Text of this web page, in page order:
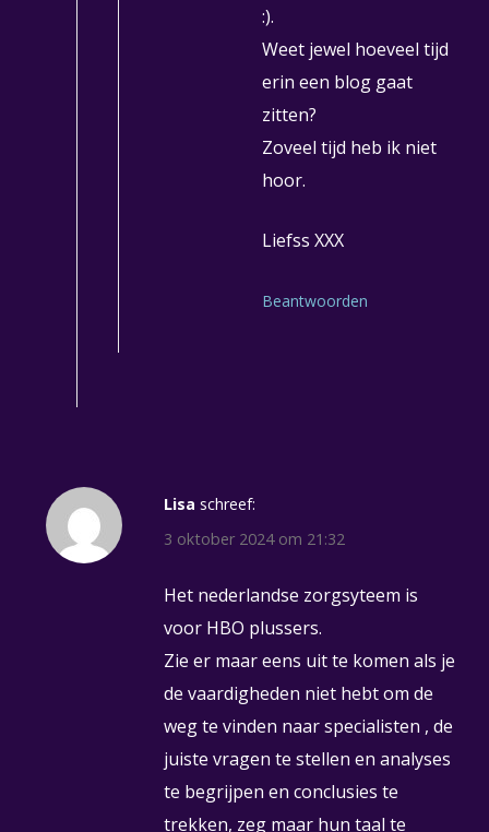
:).
Weet jewel hoeveel tijd
erin een blog gaat
zitten?
Zoveel tijd heb ik niet
hoor.
Liefss XXX
Beantwoorden
Lisa schreef:
3 oktober 2024 om 21:32
Het nederlandse zorgsyteem is
voor HBO plussers.
Zie er maar eens uit te komen als je
de vaardigheden niet hebt om de
weg te vinden naar specialisten , de
juiste vragen te stellen en analyses
te begrijpen en conclusies te
trekken, zeg maar hun taal te